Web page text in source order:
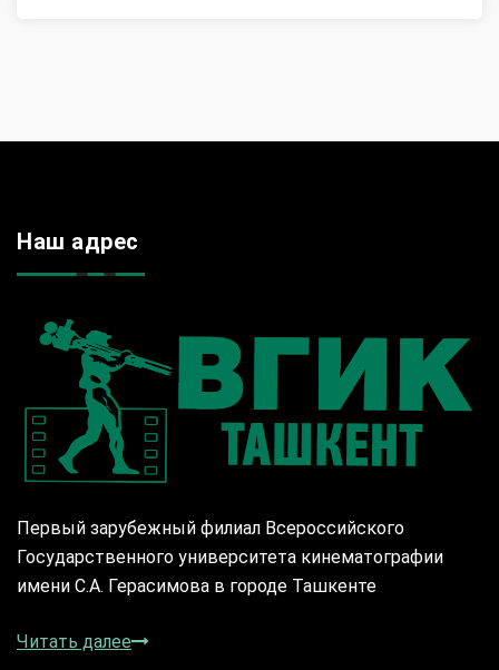
Наш адрес
Первый зарубежный филиал Всероссийского
Государственного университета кинематографии
имени С.А. Герасимова в городе Ташкенте
Читать далее